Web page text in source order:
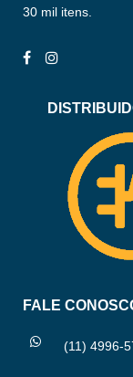
30 mil itens.
FALE
(11) 4996-